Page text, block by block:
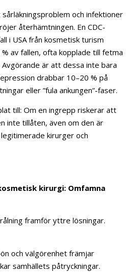
och infektioner
återhämtningen. En CDC-
i USA från kosmetisk turism
av fallen, ofta kopplade till fetma
är att dessa inte bara
drabbar 10–20 % på
eller ”fula ankungen”-faser.
till: Om en ingrepp riskerar att
inte tillåten, även om den är
kirurger och
kirurgi: Omfamna
framför yttre lösningar.
och välgörenhet främjar
samhällets påtryckningar.